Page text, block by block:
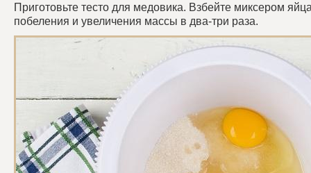
Приготовьте тесто для медовика. Взбейте миксером
побеления и увеличения массы в два-три раза.